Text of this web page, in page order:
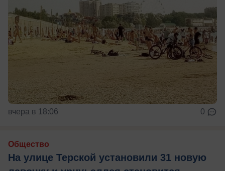
вчера в 18:06 0
Общество
На улице Терской установили 31 новую